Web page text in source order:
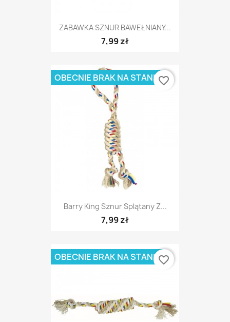
ZABAWKA SZNUR BAWEŁNIANY...
7,99 zł
Barry King Sznur Splątany Z...
7,99 zł
OBECNIE BRAK NA STANIEfavorite_border
OBECNIE BRAK NA STANIEfavorite_border